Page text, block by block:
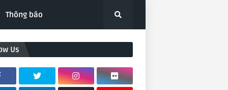
Thông báo
Us